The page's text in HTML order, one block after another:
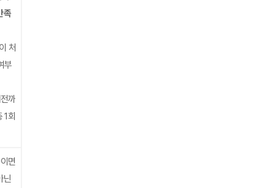
족
처
부
까
1회
면
닌